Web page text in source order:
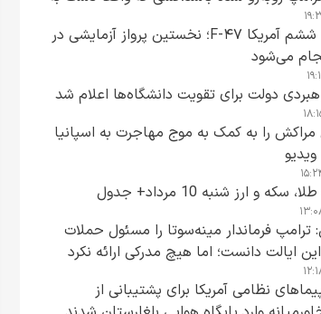
جنگنده نسل ششم آمریکا F-۴۷؛ نخستین پرواز آزمایشی در
دولت برای تقویت دانشگاه‌ها اعلام شد
را به کمک به موج مهاجرت به اسپانیا
و ارز شنبه 10 مرداد+ جدول
فرماندار مینه‌سوتا را مسئول حملات
ایالت دانست؛ اما هیچ مدرکی ارائه نکرد
نظامی آمریکا برای پشتیبانی از